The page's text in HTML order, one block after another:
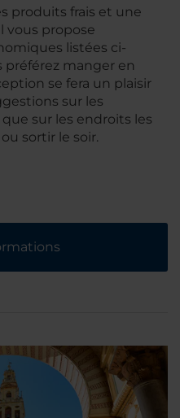
produits frais et une
vous propose
listées ci-
préférez manger en
se fera un plaisir
sur les
sur les endroits les
sortir le soir.